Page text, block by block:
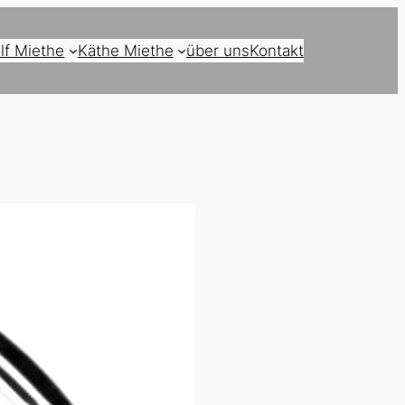
Miethe Käthe Miethe über unsKontakt